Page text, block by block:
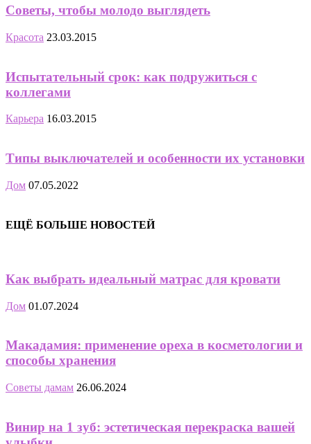
Советы, чтобы молодо выглядеть
Красота 23.03.2015
Испытательный срок: как подружиться с
коллегами
Карьера 16.03.2015
Типы выключателей и особенности их установки
Дом 07.05.2022
ЕЩЁ БОЛЬШЕ НОВОСТЕЙ
Как выбрать идеальный матрас для кровати
Дом 01.07.2024
Макадамия: применение ореха в косметологии и
способы хранения
Советы дамам 26.06.2024
Винир на 1 зуб: эстетическая перекраска вашей